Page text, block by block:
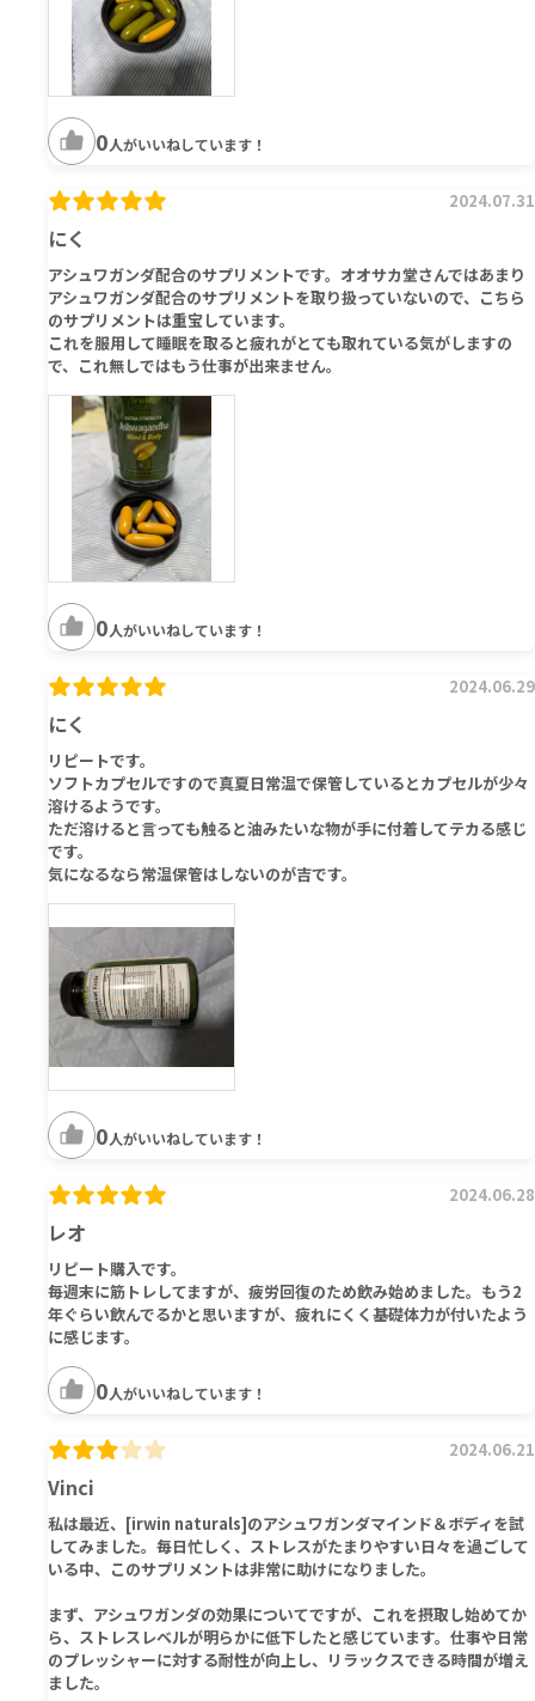
0人がいいねしています！
にく
2024.07.31
アシュワガンダ配合のサプリメントです。オオサカ堂さんではあまり
アシュワガンダ配合のサプリメントを取り扱っていないので、こちら
のサプリメントは重宝しています。
これを服用して睡眠を取ると疲れがとても取れている気がしますの
で、これ無しではもう仕事が出来ません。
0人がいいねしています！
にく
2024.06.29
リピートです。
ソフトカプセルですので真夏日常温で保管しているとカプセルが少々
溶けるようです。
ただ溶けると言っても触ると油みたいな物が手に付着してテカる感じ
です。
気になるなら常温保管はしないのが吉です。
0人がいいねしています！
レオ
2024.06.28
リピート購入です。
毎週末に筋トレしてますが、疲労回復のため飲み始めました。もう2
年ぐらい飲んでるかと思いますが、疲れにくく基礎体力が付いたよう
に感じます。
0人がいいねしています！
Vinci
2024.06.21
私は最近、[irwin naturals]のアシュワガンダマインド＆ボディを試
してみました。毎日忙しく、ストレスがたまりやすい日々を過ごして
いる中、このサプリメントは非常に助けになりました。
まず、アシュワガンダの効果についてですが、これを摂取し始めてか
ら、ストレスレベルが明らかに低下したと感じています。仕事や日常
のプレッシャーに対する耐性が向上し、リラックスできる時間が増え
ました。